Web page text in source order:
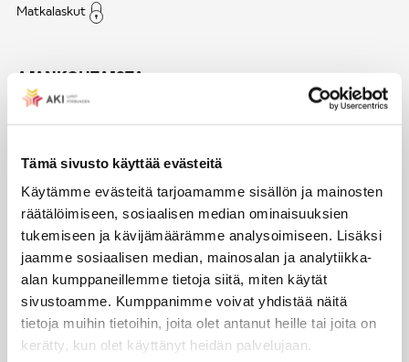
Tämä sivusto käyttää evästeitä
Käytämme evästeitä tarjoamamme sisällön ja mainosten
räätälöimiseen, sosiaalisen median ominaisuuksien
tukemiseen ja kävijämäärämme analysoimiseen. Lisäksi
jaamme sosiaalisen median, mainosalan ja analytiikka-
alan kumppaneillemme tietoja siitä, miten käytät
sivustoamme. Kumppanimme voivat yhdistää näitä
tietoja muihin tietoihin, joita olet antanut heille tai joita on
kerätty, kun olet käyttänyt heidän palvelujaan.
Matkalaskut
AJANKOHTAISTA
Crux-lehti
JOBI
TYÖELÄMÄOPAS
Työnhaku